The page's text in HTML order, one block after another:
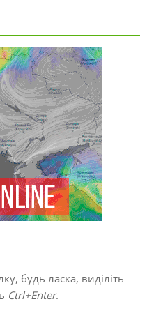
будь ласка, виділіть
Ctrl+Enter.